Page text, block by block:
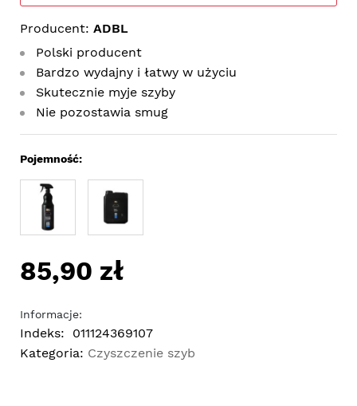
Producent: ADBL
Polski producent
Bardzo wydajny i łatwy w użyciu
Skutecznie myje szyby
Nie pozostawia smug
Pojemność:
85,90 zł
Informacje:
Indeks:
011124369107
Kategoria: Czyszczenie szyb